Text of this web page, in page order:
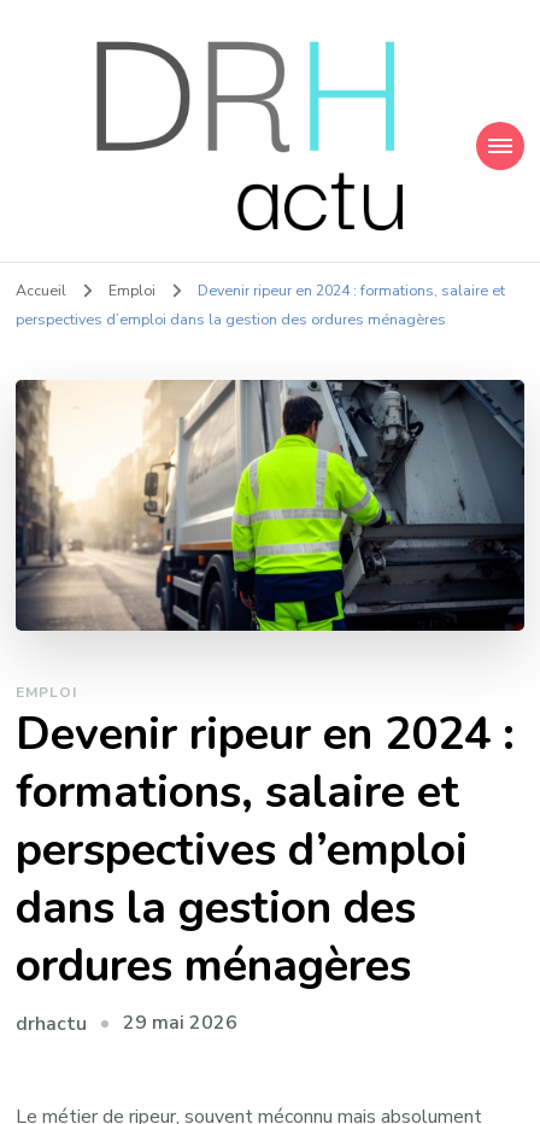
Drhactu
Accueil Emploi
Devenir ripeur en 2024 : formations, salaire et
perspectives d’emploi dans la gestion des ordures ménagères
EMPLOI
Devenir ripeur en 2024 :
formations, salaire et
perspectives d’emploi
dans la gestion des
ordures ménagères
drhactu 29 mai 2026
Le métier de ripeur, souvent méconnu mais absolument